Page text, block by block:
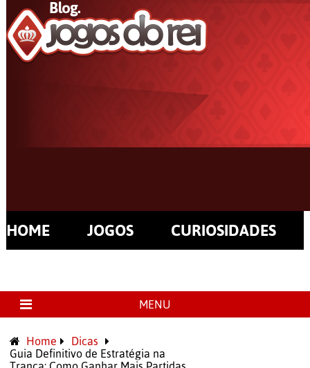
HOME JOGOS CURIOSIDADES
MENU
Home
Dicas
Guia Definitivo de Estratégia na